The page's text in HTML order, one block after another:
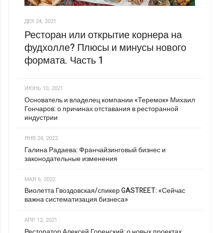
ДЕК 24, 2021
Ресторан или открытие корнера на
фудхолле? Плюсы и минусы нового
формата. Часть 1
ИЮНЬ 10, 2021
Основатель и владелец компании «Теремок» Михаил
Гончаров: о причинах отставания в ресторанной
индустрии
ЯНВ 24, 2022
Галина Радаева: Франчайзинговый бизнес и
законодательные изменения
МАЯ 6, 2022
Виолетта Гвоздовская/спикер GASTREET: «Сейчас
важна систематизация бизнеса»
АПР 12, 2021